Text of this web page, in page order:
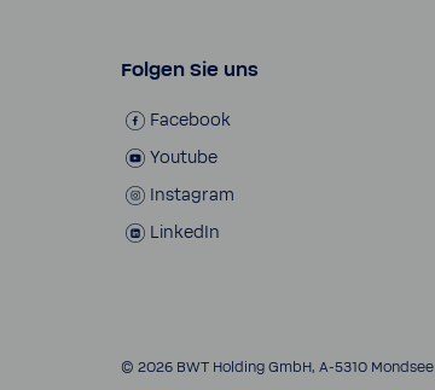
Folgen Sie uns
Face­book
Youtube
Insta­gram
LinkedIn
© 2026 BWT Holding GmbH, A-​5310 Mondsee